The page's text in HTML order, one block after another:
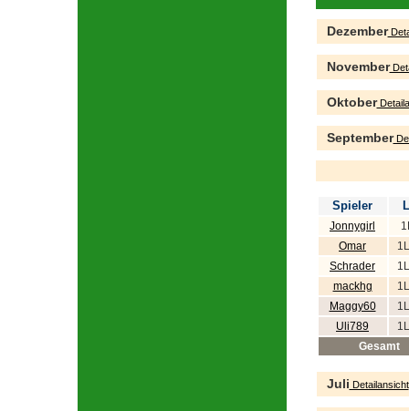
Dezember
November
Oktober
September
Spieler
Jonnygirl
Omar
Schrader
mackhg
Maggy60
Uli789
Gesamt
Juli Detailansicht